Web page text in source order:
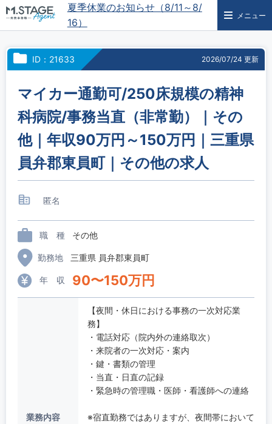
夏季休業のお知らせ（8/11～8/
16）
メニュー
ID：21633 2026/07/24 更新
マイカー通勤可/250床規模の精神
科病院/事務当直（非常勤）｜その
他｜年収90万円～150万円｜三重県
員弁郡東員町｜その他の求人
匿名
職 種 その他
勤務地 三重県 員弁郡東員町
年 収 90〜150万円
業務内容
【夜間・休日における事務の一次対応業
務】
・電話対応（院内外の連絡取次）
・来院者の一次対応・案内
・鍵・書類の管理
・当直・日直の記録
・緊急時の管理職・医師・看護師への連絡
※宿直勤務ではありますが、夜間帯において